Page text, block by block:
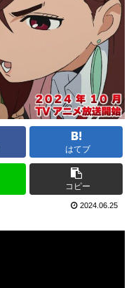
はてブ
コピー
2024.06.25